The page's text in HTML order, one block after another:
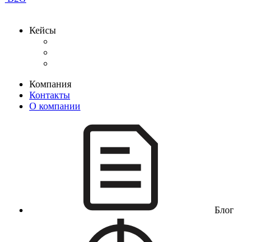
Кейсы
Компания
Контакты
О компании
Блог